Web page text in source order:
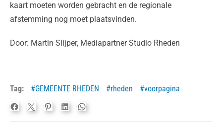
kaart moeten worden gebracht en de regionale
afstemming nog moet plaatsvinden.
Door: Martin Slijper, Mediapartner Studio Rheden
Tag: GEMEENTE RHEDEN rheden voorpagina